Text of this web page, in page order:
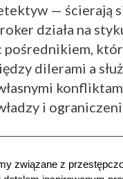
— ścierają
działa na
pośrednikiem,
dilerami a
i
związane z